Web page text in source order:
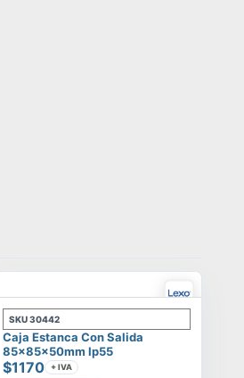
SKU30442
Caja Estanca Con Salida
85x85x50mm Ip55
$1170 + IVA